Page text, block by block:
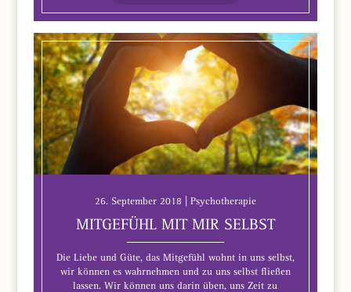
26. September 2018 | Psychotherapie
MITGEFÜHL MIT MIR SELBST
Die Liebe und Güte, das Mitgefühl wohnt in uns selbst,
wir können es wahrnehmen und zu uns selbst fließen
lassen. Wir können uns darin üben, uns Zeit zu